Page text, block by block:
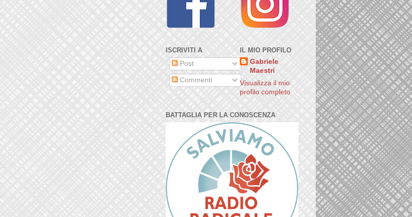
ISCRIVITI A
Post
Commenti
IL MIO PROFILO
Gabriele
Maestri
Visualizza il mio
profilo completo
BATTAGLIA PER LA CONOSCENZA